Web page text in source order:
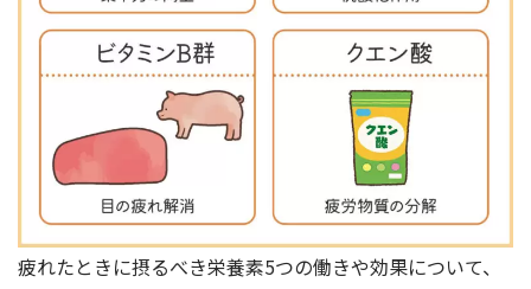
疲れたときに摂るべき栄養素5つの働きや効果について、